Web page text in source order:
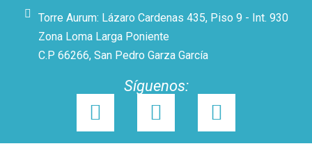
Torre Aurum: Lázaro Cardenas 435, Piso 9 - Int. 930
Zona Loma Larga Poniente
C.P 66266, San Pedro Garza García
Síguenos: